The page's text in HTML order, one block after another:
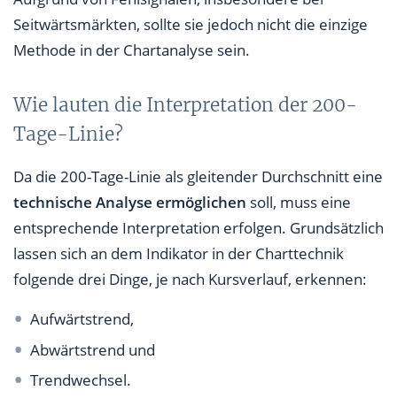
Seitwärtsmärkten, sollte sie jedoch nicht die einzige
Methode in der Chartanalyse sein.
Wie lauten die Interpretation der 200-
Tage-Linie?
Da die 200-Tage-Linie als gleitender Durchschnitt eine
technische Analyse ermöglichen soll, muss eine
entsprechende Interpretation erfolgen. Grundsätzlich
lassen sich an dem Indikator in der Charttechnik
folgende drei Dinge, je nach Kursverlauf, erkennen:
Aufwärtstrend,
Abwärtstrend und
Trendwechsel.